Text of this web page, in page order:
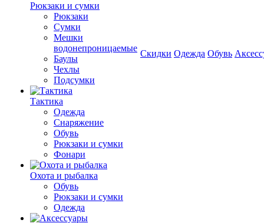
Рюкзаки и сумки
Рюкзаки
Сумки
Мешки
водонепроницаемые
Баулы
Чехлы
Подсумки
Тактика
Одежда
Снаряжение
Обувь
Рюкзаки и сумки
Фонари
Охота и рыбалка
Обувь
Рюкзаки и сумки
Одежда
Скидки Одежда Обувь